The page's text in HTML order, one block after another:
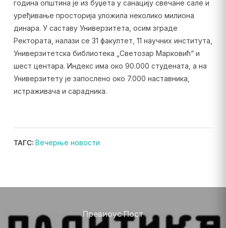
година општина је из буџета у санацију свечане сале и
уређивање просторија уложила неколико милиона
динара. У саставу Универзитета, осим зграде
Ректората, налази се 31 факултет, 11 научних института,
Универзитетска библиотека „Светозар Марковић“ и
шест центара. Индекс има око 90.000 студената, а на
Универзитету је запослено око 7.000 наставника,
истраживача и сарадника.
ТАГС: Вечерње новости
Превиоус Пост